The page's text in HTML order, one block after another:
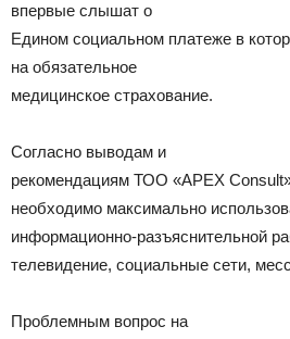
впервые слышат о
Едином социальном платеже в
на обязательное
медицинское страхование.
Согласно выводам и
рекомендациям ТОО «APEX
необходимо максимально
информационно-разъяснительной
телевидение, социальные сети,
Проблемным вопрос на